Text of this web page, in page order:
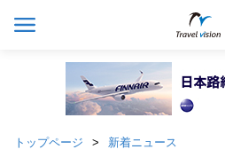
トップページ 新着ニュース